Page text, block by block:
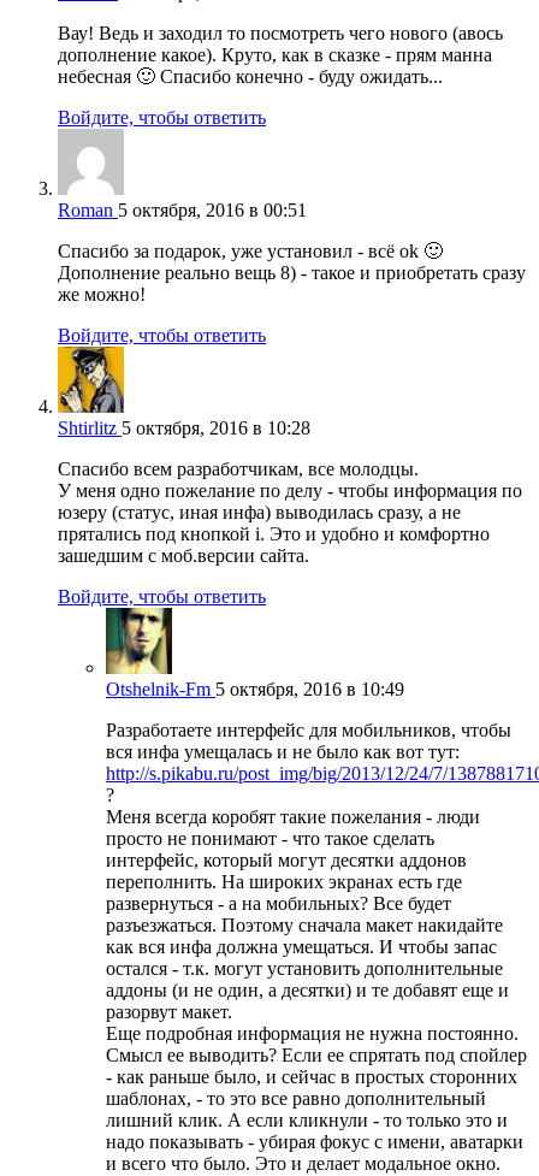
Вау! Ведь и заходил то посмотреть чего нового (авось
дополнение какое). Круто, как в сказке - прям манна
небесная 🙂 Спасибо конечно - буду ожидать...
Войдите, чтобы ответить
Roman 5 октября, 2016 в 00:51
Спасибо за подарок, уже установил - всё ok 🙂
Дополнение реально вещь 8) - такое и приобретать сразу
же можно!
Войдите, чтобы ответить
Shtirlitz 5 октября, 2016 в 10:28
Спасибо всем разработчикам, все молодцы.
У меня одно пожелание по делу - чтобы информация по
юзеру (статус, иная инфа) выводилась сразу, а не
прятались под кнопкой i. Это и удобно и комфортно
зашедшим с моб.версии сайта.
Войдите, чтобы ответить
Otshelnik-Fm 5 октября, 2016 в 10:49
Разработаете интерфейс для мобильников, чтобы
вся инфа умещалась и не было как вот тут:
http://s.pikabu.ru/post_img/big/2013/12/24/7/
?
Меня всегда коробят такие пожелания - люди
просто не понимают - что такое сделать
интерфейс, который могут десятки аддонов
переполнить. На широких экранах есть где
развернуться - а на мобильных? Все будет
разъезжаться. Поэтому сначала макет накидайте
как вся инфа должна умещаться. И чтобы запас
остался - т.к. могут установить дополнительные
аддоны (и не один, а десятки) и те добавят еще и
разорвут макет.
Еще подробная информация не нужна постоянно.
Смысл ее выводить? Если ее спрятать под спойлер
- как раньше было, и сейчас в простых сторонних
шаблонах, - то это все равно дополнительный
лишний клик. А если кликнули - то только это и
надо показывать - убирая фокус с имени, аватарки
и всего что было. Это и делает модальное окно.